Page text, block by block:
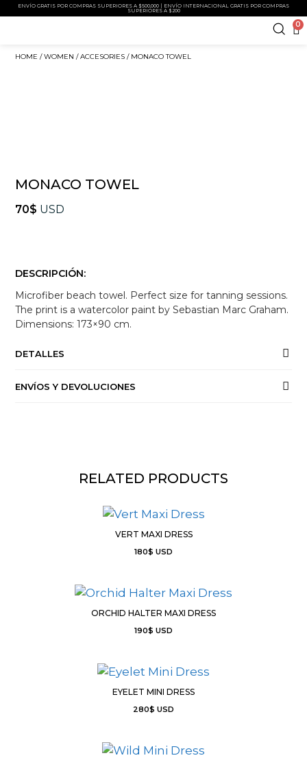
ENVÍO GRATIS POR COMPRAS SUPERIORES A $500,000 | ENVÍO INTERNACIONAL GRATIS POR COMPRAS
SUPERIORES A $200
0
HOME /WOMEN /ACCESORIES / MONACO TOWEL
MONACO TOWEL
70$ USD
DESCRIPCIÓN:
Microfiber beach towel. Perfect size for tanning sessions.
The print is a watercolor paint by Sebastian Marc Graham.
Dimensions: 173×90 cm.
DETALLES
ENVÍOS Y DEVOLUCIONES
RELATED PRODUCTS
VERT MAXI DRESS
180$ USD
ORCHID HALTER MAXI DRESS
190$ USD
EYELET MINI DRESS
280$ USD